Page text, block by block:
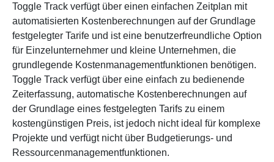
Toggle Track verfügt über einen einfachen Zeitplan mit
automatisierten Kostenberechnungen auf der Grundlage
festgelegter Tarife und ist eine benutzerfreundliche Option
für Einzelunternehmer und kleine Unternehmen, die
grundlegende Kostenmanagementfunktionen benötigen.
Toggle Track verfügt über eine einfach zu bedienende
Zeiterfassung, automatische Kostenberechnungen auf
der Grundlage eines festgelegten Tarifs zu einem
kostengünstigen Preis, ist jedoch nicht ideal für komplexe
Projekte und verfügt nicht über Budgetierungs- und
Ressourcenmanagementfunktionen.